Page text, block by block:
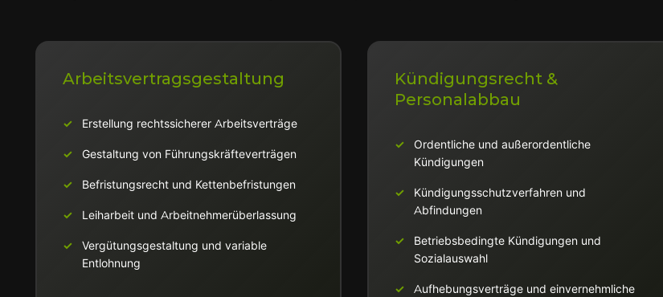
Arbeitsvertragsgestaltung
Erstellung rechtssicherer Arbeitsverträge
Gestaltung von Führungskräfteverträgen
Befristungsrecht und Kettenbefristungen
Leiharbeit und Arbeitnehmerüberlassung
Vergütungsgestaltung und variable
Entlohnung
Kündigungsrecht &
Personalabbau
Ordentliche und außerordentliche
Kündigungen
Kündigungsschutzverfahren und
Abfindungen
Betriebsbedingte Kündigungen und
Sozialauswahl
Aufhebungsverträge und einvernehmliche